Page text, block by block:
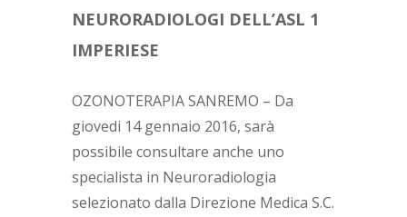
NEURORADIOLOGI DELL’ASL 1
IMPERIESE
OZONOTERAPIA SANREMO – Da
giovedi 14 gennaio 2016, sarà
possibile consultare anche uno
specialista in Neuroradiologia
selezionato dalla Direzione Medica S.C.